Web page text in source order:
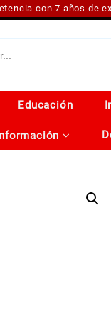
con 7 años de
Educación